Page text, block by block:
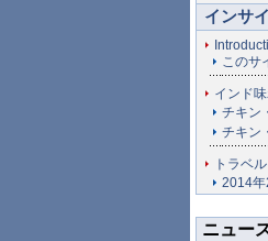
インサ
このサ
インド
チキン
チキン
トラベ
2014年
ニュー